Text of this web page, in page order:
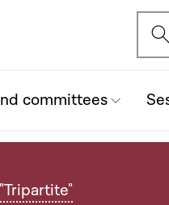
committees